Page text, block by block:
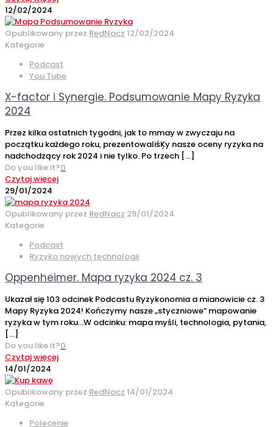
12/02/2024
Opublikowany przez RedNacz 12/02/2024
Kategorie
Podcast
You Tube
X-factor i Synergie. Podsumowanie Mapy Ryzyka
2024
Przez kilka ostatnich tygodni, jak to mmay w zwyczaju na
początku każdego roku, prezentowaliśĶy nasze oceny ryzyka na
nadchodzący rok 2024 i nie tylko. Po trzech […]
Do you like it?0
Czytaj więcej
29/01/2024
Opublikowany przez RedNacz 29/01/2024
Kategorie
Podcast
Ryzyko nowych technologii
Oppenheimer. Mapa ryzyka 2024 cz. 3
Ukazał się 103 odcinek Podcastu Ryzykonomia a mianowicie cz. 3
Mapy Ryzyka 2024! Kończymy nasze „styczniowe” mapowanie
ryzyka w tym roku…W odcinku: mapa myśli, technologia, pytania,
[…]
Do you like it?0
Czytaj więcej
14/01/2024
Opublikowany przez RedNacz 14/01/2024
Kategorie
Polecenie